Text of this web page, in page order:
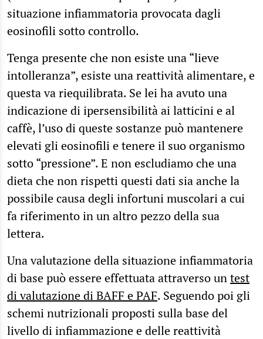
situazione infiammatoria provocata dagli
eosinofili sotto controllo.
Tenga presente che non esiste una “lieve
intolleranza”, esiste una reattività alimentare, e
questa va riequilibrata. Se lei ha avuto una
indicazione di ipersensibilità ai latticini e al
caffè, l’uso di queste sostanze può mantenere
elevati gli eosinofili e tenere il suo organismo
sotto “pressione”. E non escludiamo che una
dieta che non rispetti questi dati sia anche la
possibile causa degli infortuni muscolari a cui
fa riferimento in un altro pezzo della sua
lettera.
Una valutazione della situazione infiammatoria
di base può essere effettuata attraverso untest
di valutazione di BAFF e PAF. Seguendo poi gli
schemi nutrizionali proposti sulla base del
livello di infiammazione e delle reattività